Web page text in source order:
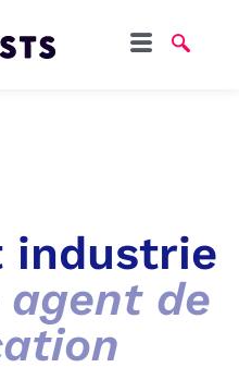
industrie
agent de